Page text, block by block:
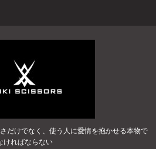
だけでなく、使う人に愛情を抱かせる本物で
ければならない